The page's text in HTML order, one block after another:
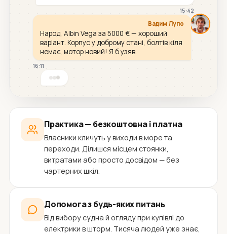
15:42
Вадим Лупо
Народ, Albin Vega за 5000 € — хороший
варіант. Корпус у доброму стані, болтів кіля
немає, мотор новий! Я б узяв.
16:11
Практика — безкоштовна і платна
Власники кличуть у виходи в море та
переходи. Ділишся місцем стоянки,
витратами або просто досвідом — без
чартерних шкіл.
Допомога з будь-яких питань
Від вибору судна й огляду при купівлі до
електрики в шторм. Тисяча людей уже знає,